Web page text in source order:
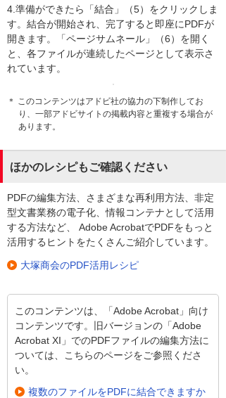
4.準備ができたら「結合」（5）をクリックしま
す。結合が開始され、完了すると即座にPDFが
開きます。「ページサムネール」（6）を開く
と、各ファイルが連続したページとして表示さ
れています。
＊ このコンテンツはアドビ社の協力の下制作してお
り、一部アドビサイトの掲載内容と重複する場合が
あります。
ほかのレシピもご確認ください
PDFの編集方法、さまざまな再利用方法、非定
型文書業務の電子化、情報コンテナとして活用
する方法など、 Adobe AcrobatでPDFをもっと
活用するヒントをたくさんご紹介しています。
大塚商会のPDF活用レシピ
このコンテンツは、「Adobe Acrobat」向け
コンテンツです。旧バージョンの「Adobe
Acrobat XI」でのPDFファイルの編集方法に
ついては、こちらのページをご参照くださ
い。
複数のファイルをPDFに結合できますか